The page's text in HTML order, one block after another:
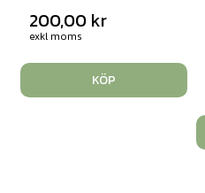
200,00 kr
exkl moms
KÖP